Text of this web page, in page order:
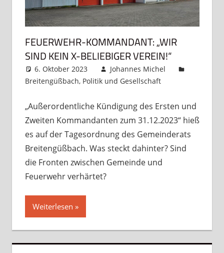
FEUERWEHR-KOMMANDANT: „WIR
SIND KEIN X-BELIEBIGER VEREIN!“
6. Oktober 2023
Johannes Michel
Breitengüßbach, Politik und Gesellschaft
hinterlassen
„Außerordentliche Kündigung des Ersten und
Zweiten Kommandanten zum 31.12.2023“ hieß
es auf der Tagesordnung des Gemeinderats
Breitengüßbach. Was steckt dahinter? Sind
die Fronten zwischen Gemeinde und
Feuerwehr verhärtet?
Weiterlesen